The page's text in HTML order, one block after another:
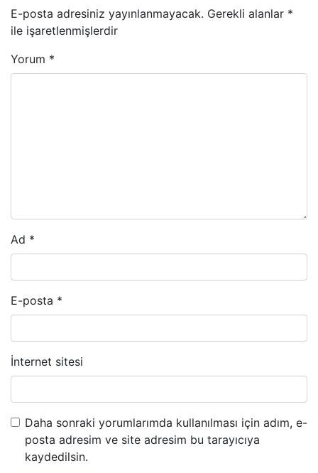
E-posta adresiniz yayınlanmayacak. Gerekli alanlar *
ile işaretlenmişlerdir
Yorum *
Ad *
E-posta *
İnternet sitesi
Daha sonraki yorumlarımda kullanılması için adım, e-
posta adresim ve site adresim bu tarayıcıya
kaydedilsin.